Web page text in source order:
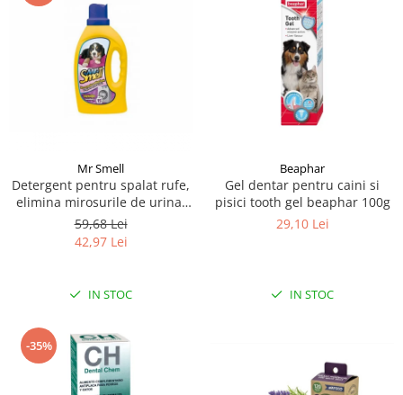
Mr Smell
Detergent pentru spalat rufe,
elimina mirosurile de urina,
Mr Smell, lavanda, 1L
59,68 Lei
42,97 Lei
IN STOC
Beaphar
Gel dentar pentru caini si
pisici tooth gel beaphar 100g
29,10 Lei
IN STOC
-35%